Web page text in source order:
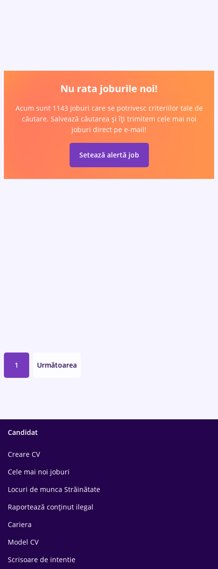
Nu rata joburile noi!
Acum sunt 1143 joburi care se potrivesc criteriilor tale de
căutare. Salvează căutarea și îți trimitem cele mai noi
joburi direct pe e-mail!
Setează alertă job
1 Următoarea
Candidat
Creare CV
Cele mai noi joburi
Locuri de munca Străinătate
Raportează conținut ilegal
Cariera
Model CV
Scrisoare de intentie